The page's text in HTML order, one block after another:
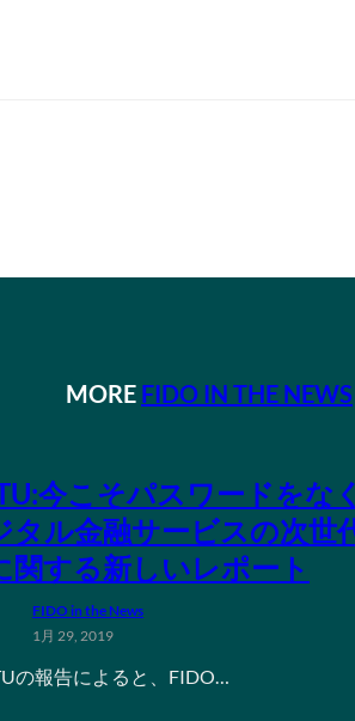
MORE FIDO IN THE NEWS
今こそパスワードをな
タル金融サービスの次世
関する新しいレポート
FIDO in the News
1月 29, 2019
の報告によると、FIDO…